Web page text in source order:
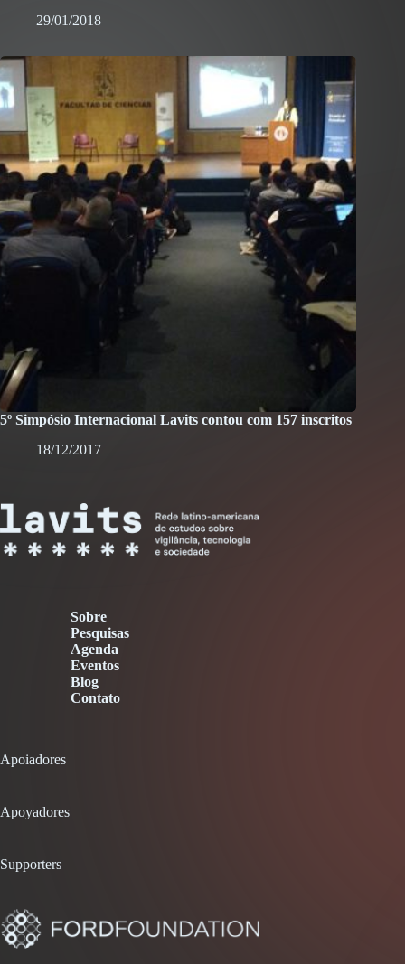
29/01/2018
5º Simpósio Internacional Lavits contou com 157 inscritos
18/12/2017
Sobre
Pesquisas
Agenda
Eventos
Blog
Contato
Apoiadores
Apoyadores
Supporters